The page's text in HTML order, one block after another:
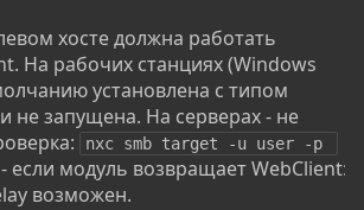
хосте должна работать
На рабочих станциях (Windows
установлена с типом
не запущена. На серверах - не
nxc smb target -u user -p
- если модуль возвращает WebClient:
возможен.